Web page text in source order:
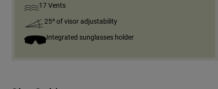
17 Vents
25º of visor adjustability
Integrated sunglasses holder